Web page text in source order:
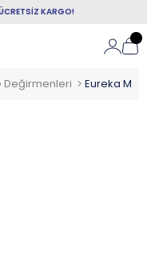
KARGO!
Değirmenleri